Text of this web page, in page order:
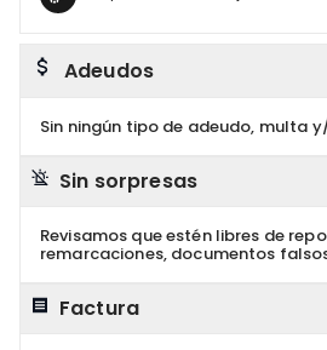
Adeudos
Sin ningún tipo de adeudo, multa
Sin sorpresas
Revisamos que estén libres de
remarcaciones, documentos
Factura